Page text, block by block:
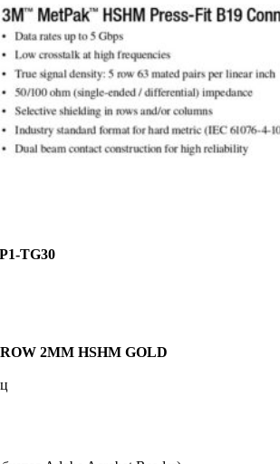
TG30
2MM HSHM GOLD